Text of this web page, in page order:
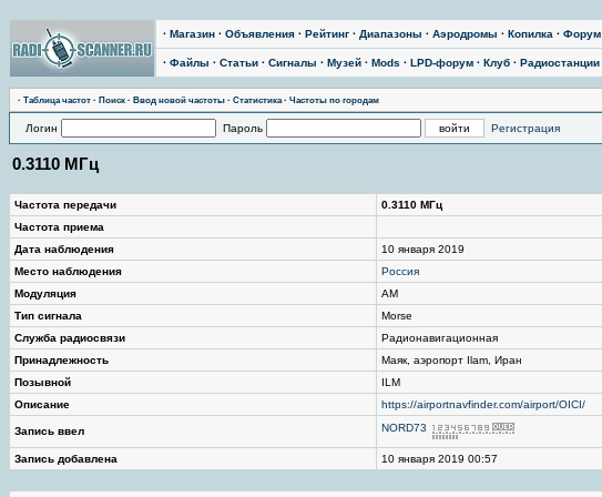
· Магазин · Объявления · Рейтинг · Диапазоны · Аэродромы · Копилка · Форум
· Файлы · Статьи · Сигналы · Музей · Mods · LPD-форум · Клуб · Радиостанции
· Таблица частот · Поиск · Ввод новой частоты · Статистика· Частоты по городам
Логин Пароль Регистрация
0.3110 МГц
Частота передачи
0.3110 МГц
Частота приема
Дата наблюдения
10 января 2019
Место наблюдения
Россия
Модуляция
AM
Тип сигнала
Morse
Служба радиосвязи
Радионавигационная
Принадлежность
Маяк, аэропорт Ilam, Иран
Позывной
ILM
Описание
https://airportnavfinder.com/airport/OICI/
Запись ввел NORD73
Запись добавлена 10 января 2019 00:57